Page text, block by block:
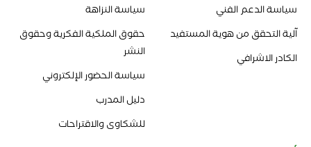
سياسة الدعم الفني
آلية التحقق من هوية المستفيد
الكادر الاشرافي
سياسة النزاهة
حقوق الملكية الفكرية وحقوق
النشر
سياسة الحضور الإلكتروني
دليل المدرب
للشكاوى والاقتراحات